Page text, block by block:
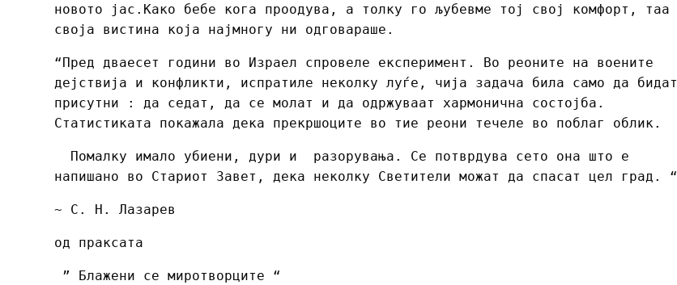
новото јас.Како бебе кога проодува, а толку го љубевме тој свој комфорт, таа
своја вистина која најмногу ни одговараше.
“Пред дваесет години во Израел спровеле експеримент. Во реоните на воените
дејствија и конфликти, испратиле неколку луѓе, чија задача била само да бидат
присутни : да седат, да се молат и да одржуваат хармонична состојба.
Статистиката покажала дека прекршоците во тие реони течеле во поблаг облик.
Помалку имало убиени, дури и разорувања. Се потврдува сето она што е
напишано во Стариот Завет, дека неколку Светители можат да спасат цел град. “
~ С. Н. Лазарев
од праксата
” Блажени се миротворците “